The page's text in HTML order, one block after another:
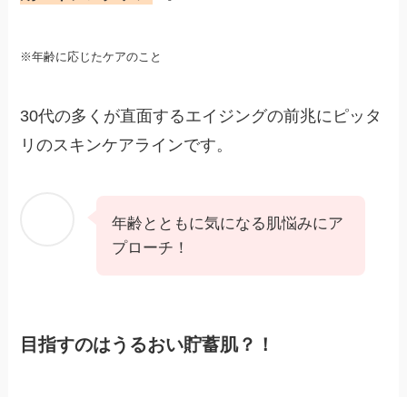
※年齢に応じたケアのこと
30代の多くが直面するエイジングの前兆にピッタ
リのスキンケアラインです。
年齢とともに気になる肌悩みにア
プローチ！
目指すのはうるおい貯蓄肌？！